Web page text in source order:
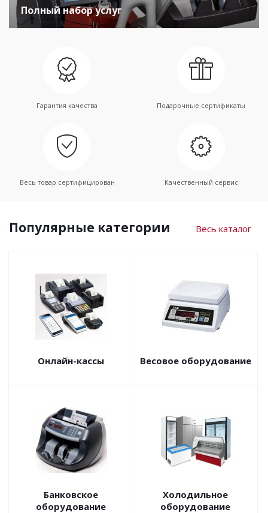
Полный набор услуг
Гарантия качества Подарочные сертификаты
Весь товар сертифицирован Качественный сервис
Популярные категории Весь каталог
Онлайн-кассы Весовое оборудование
Банковское
оборудование
Холодильное
оборудование